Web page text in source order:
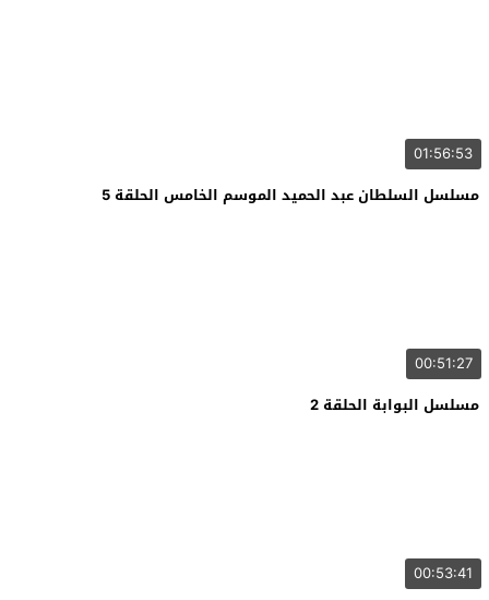
01:56:53
مسلسل السلطان عبد الحميد الموسم الخامس الحلقة 5
00:51:27
مسلسل البوابة الحلقة 2
00:53:41